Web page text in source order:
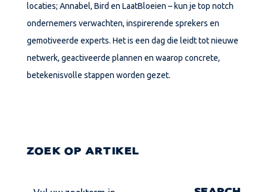
locaties; Annabel, Bird en LaatBloeien – kun je top notch
ondernemers verwachten, inspirerende sprekers en
gemotiveerde experts. Het is een dag die leidt tot nieuwe
netwerk, geactiveerde plannen en waarop concrete,
betekenisvolle stappen worden gezet.
ZOEK OP ARTIKEL